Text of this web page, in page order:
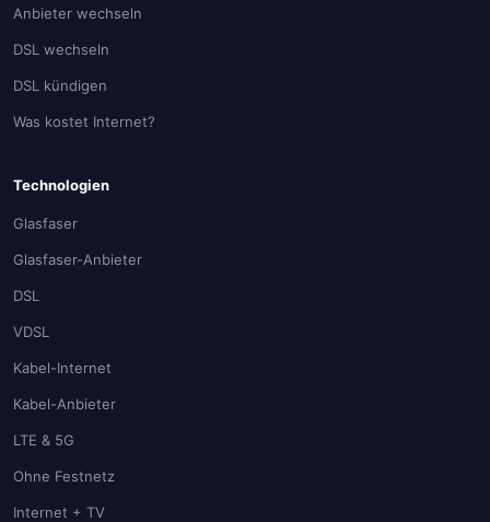
Anbieter wechseln
DSL wechseln
DSL kündigen
Was kostet Internet?
Technologien
Glasfaser
Glasfaser-Anbieter
DSL
VDSL
Kabel-Internet
Kabel-Anbieter
LTE & 5G
Ohne Festnetz
Internet + TV